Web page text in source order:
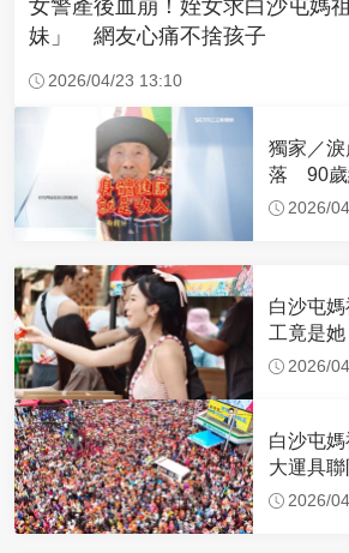
女警產後血崩！姪女求白沙屯媽
妹」 網友心痛不捨孩子
2026/04/23 13:10
獨家／
落 90歲
幕2026/
白沙屯
工竟是
禮生 一
2026/
白沙屯
大運具
32.1萬創
2026/